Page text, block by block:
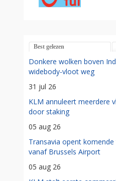
Best gelezen
Donkere wolken boven
widebody-vloot weg
31 jul 26
KLM annuleert meerdere
door staking
05 aug 26
Transavia opent
vanaf Brussels Airport
05 aug 26